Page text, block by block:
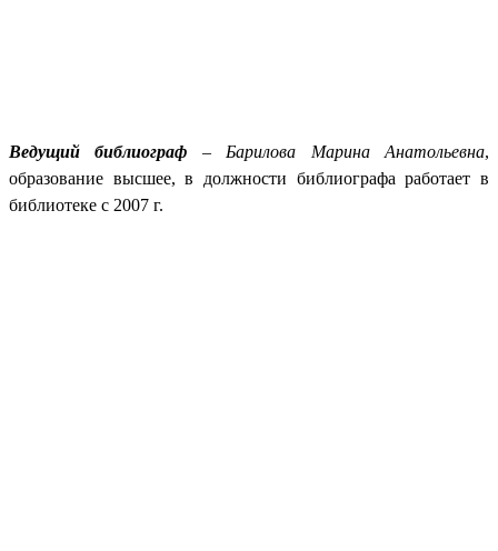
Ведущий библиограф – Барилова Марина Анатольевна,
образование высшее, в должности библиографа работает в
библиотеке с 2007 г.